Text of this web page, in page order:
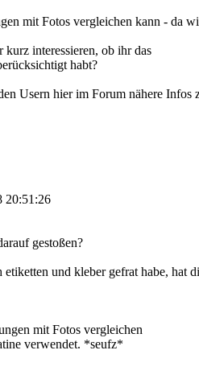
mit Fotos vergleichen kann - da
interessieren, ob ihr das
habt?
Usern hier im Forum nähere
20:51:26
gestoßen?
und kleber gefrat habe, hat
mit Fotos vergleichen
verwendet. *seufz*